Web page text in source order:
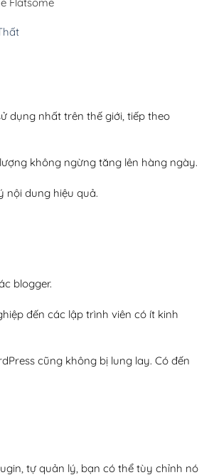
Flatsome
dụng nhất trên thế giới, tiếp theo
không ngừng tăng lên hàng ngày.
nội dung hiệu quả.
blogger.
đến các lập trình viên có ít kinh
cũng không bị lung lay. Có đến
tự quản lý, bạn có thể tùy chỉnh nó